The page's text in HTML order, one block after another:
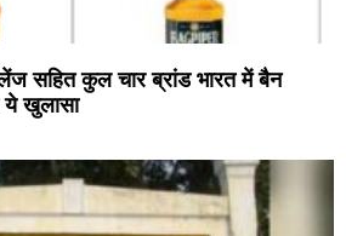
सहित कुल चार ब्रांड भारत में बैन
खुलासा